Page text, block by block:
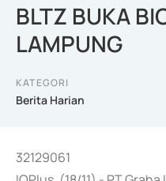
BLTZ BUKA
LAMPUNG
KATEGORI
Berita Harian
32129061